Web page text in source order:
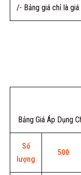
/- Bảng giá chỉ là giá
Bảng Giá Áp Dụng
Số
lượng
500